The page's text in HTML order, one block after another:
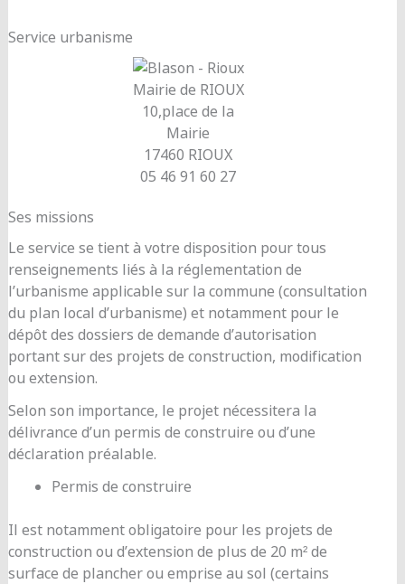
Service urbanisme
Mairie de RIOUX
10,place de la
Mairie
17460 RIOUX
05 46 91 60 27
Ses missions
Le service se tient à votre disposition pour tous
renseignements liés à la réglementation de
l’urbanisme applicable sur la commune (consultation
du plan local d’urbanisme) et notamment pour le
dépôt des dossiers de demande d’autorisation
portant sur des projets de construction, modification
ou extension.
Selon son importance, le projet nécessitera la
délivrance d’un permis de construire ou d’une
déclaration préalable.
Permis de construire
Il est notamment obligatoire pour les projets de
construction ou d’extension de plus de 20 m² de
surface de plancher ou emprise au sol (certains